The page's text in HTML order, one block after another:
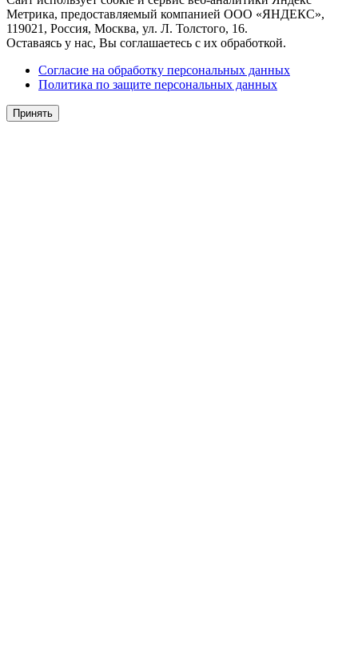
Метрика, предоставляемый компанией ООО «ЯНДЕКС»,
119021, Россия, Москва, ул. Л. Толстого, 16.
Оставаясь у нас, Вы соглашаетесь с их обработкой.
Согласие на обработку персональных данных
Политика по защите персональных данных
Принять